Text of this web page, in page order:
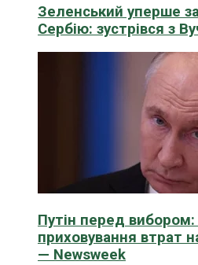
Зеленський уперше
Сербію: зустрівся з
Путін перед вибором:
приховування втрат
— Newsweek